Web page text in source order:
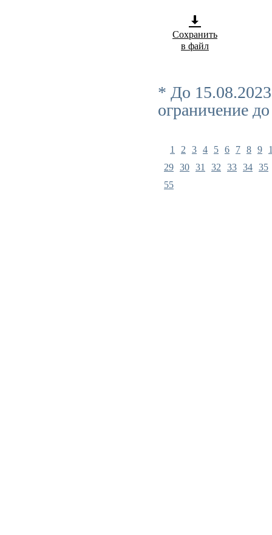
Сохранить
в файл
* До 15.08.2023
ограничение
1 2 3 4 5 6 7 8 9
29 30 31 32 33 34 35
55